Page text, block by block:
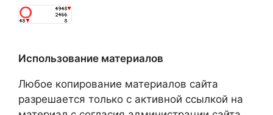
Использование материалов
Любое копирование материалов сайта
разрешается только с активной ссылкой на